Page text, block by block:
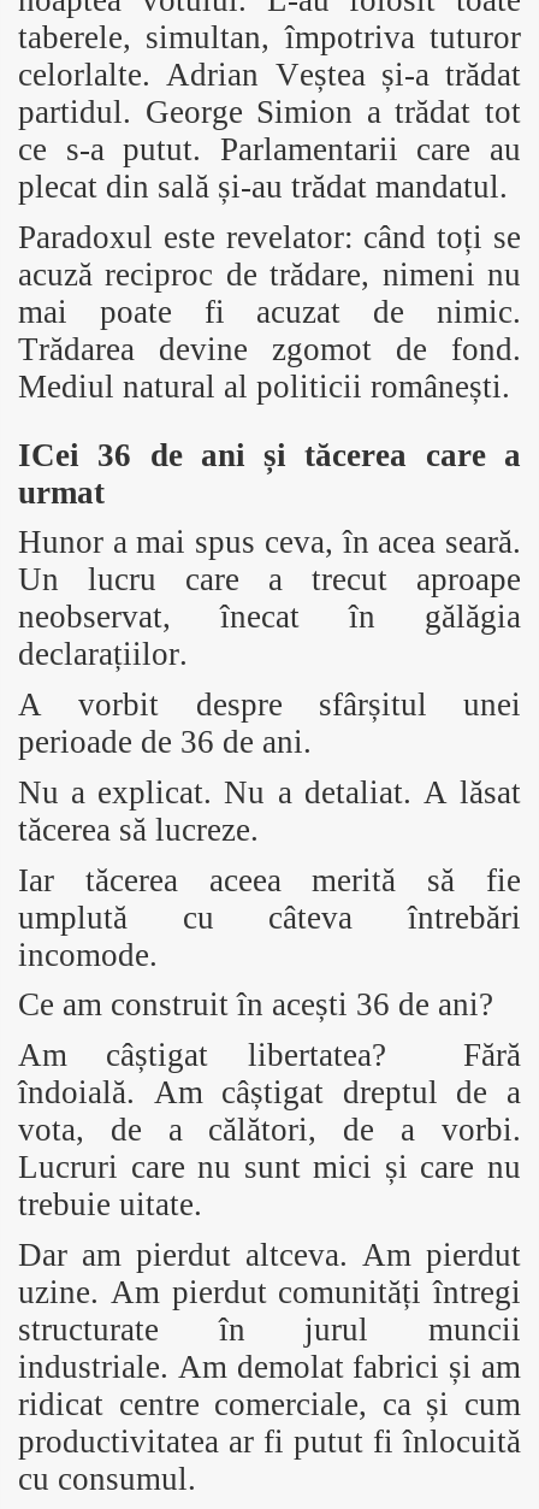
taberele, simultan, împotriva tuturor
celorlalte. Adrian Veștea și-a trădat
partidul. George Simion a trădat tot
ce s-a putut. Parlamentarii care au
plecat din sală și-au trădat mandatul.
Paradoxul este revelator: când toți se
acuză reciproc de trădare, nimeni nu
mai poate fi acuzat de nimic.
Trădarea devine zgomot de fond.
Mediul natural al politicii românești.
ICei 36 de ani și tăcerea care a
urmat
Hunor a mai spus ceva, în acea seară.
Un lucru care a trecut aproape
neobservat, înecat în gălăgia
declarațiilor.
A vorbit despre sfârșitul unei
perioade de 36 de ani.
Nu a explicat. Nu a detaliat. A lăsat
tăcerea să lucreze.
Iar tăcerea aceea merită să fie
umplută cu câteva întrebări
incomode.
Ce am construit în acești 36 de ani?
Am câștigat libertatea? Fără
îndoială. Am câștigat dreptul de a
vota, de a călători, de a vorbi.
Lucruri care nu sunt mici și care nu
trebuie uitate.
Dar am pierdut altceva. Am pierdut
uzine. Am pierdut comunități întregi
structurate în jurul muncii
industriale. Am demolat fabrici și am
ridicat centre comerciale, ca și cum
productivitatea ar fi putut fi înlocuită
cu consumul.